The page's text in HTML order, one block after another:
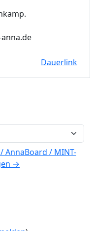
Dauerlink
AnnaBoard / MINT-
→